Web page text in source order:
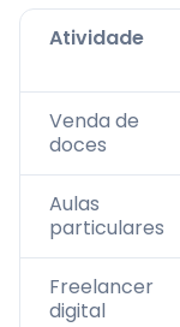
Atividade
Venda de
doces
Aulas
particulares
Freelancer
digital